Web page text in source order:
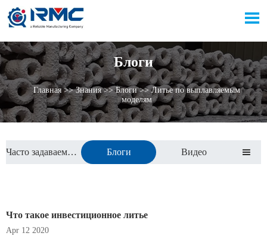

Блоги
Главная>>Знания>>Блоги>>Литье по выплавляемым
моделям
Часто задаваемые вопросы Блоги Видео 
Что такое инвестиционное литье
Apr 12 2020